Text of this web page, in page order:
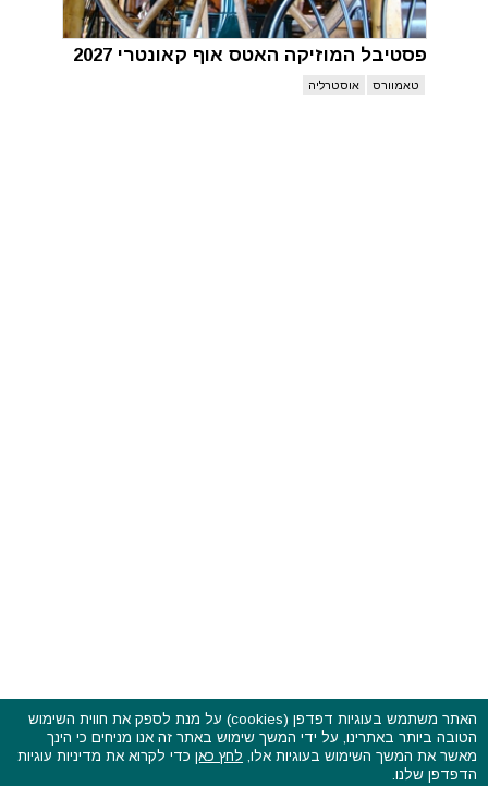
פסטיבל המוזיקה האטס אוף קאונטרי 2027
טאמוורס אוסטרליה
פסטיבלים וקרנבלים בעולם - כל הזכויות שמורות © 2015 - 2026
בשותפות עםCarniFest Online
האתר משתמש בעוגיות דפדפן (cookies) על מנת לספק את חווית השימוש
הטובה ביותר באתרינו, על ידי המשך שימוש באתר זה אנו מניחים כי הינך
מאשר את המשך השימוש בעוגיות אלו, לחץ כאן כדי לקרוא את מדיניות עוגיות
הדפדפן שלנו.